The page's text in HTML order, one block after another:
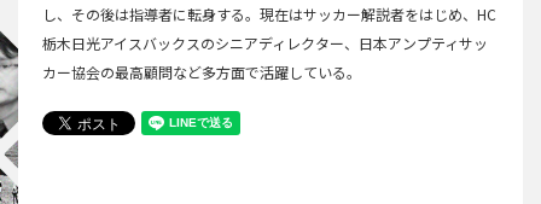
し、その後は指導者に転身する。現在はサッカー解説者をはじめ、HC
栃木日光アイスバックスのシニアディレクター、日本アンプティサッ
カー協会の最高顧問など多方面で活躍している。